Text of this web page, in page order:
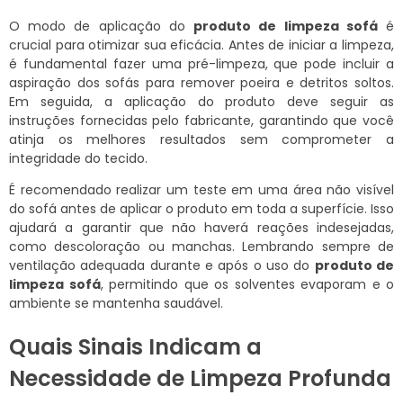
O modo de aplicação do produto de limpeza sofáé
crucial para otimizar sua eficácia. Antes de iniciar a limpeza,
é fundamental fazer uma pré-limpeza, que pode incluir a
aspiração dos sofás para remover poeira e detritos soltos.
Em seguida, a aplicação do produto deve seguir as
instruções fornecidas pelo fabricante, garantindo que você
atinja os melhores resultados sem comprometer a
integridade do tecido.
É recomendado realizar um teste em uma área não visível
do sofá antes de aplicar o produto em toda a superfície. Isso
ajudará a garantir que não haverá reações indesejadas,
como descoloração ou manchas. Lembrando sempre de
ventilação adequada durante e após o uso do produto de
limpeza sofá, permitindo que os solventes evaporam e o
ambiente se mantenha saudável.
Quais Sinais Indicam a
Necessidade de Limpeza Profunda